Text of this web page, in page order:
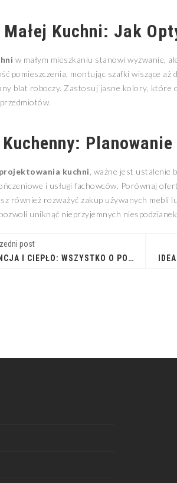
Kuchni: Jak
w małym mieszkaniu stanowi wyzwanie,
pomieszczenia, montując szafki wiszące
blat roboczy. Zastosuj jasne kolory,
projektowania kuchni , ważne jest ustalenie
i usługi fachowców. Porównaj
również rozważyć zakup używanych mebli
uniknąć nieprzyjemnych
post
ELEGANCJA I CIEPŁO: WSZYSTKO O PODŁOGACH DREWNIANYCH